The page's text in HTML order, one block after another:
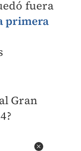
fuera
primera
Gran